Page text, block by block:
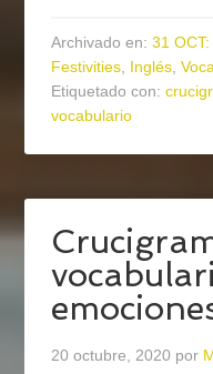
Archivado en:31
Festivities, Inglés,
Etiquetado con:
vocabulario
20 octubre, 2020 por